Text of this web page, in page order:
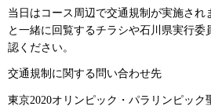
当日はコース周辺で交通規制が実施され
と一緒に回覧するチラシや石川県実行委
認ください。
交通規制に関する問い合わせ先
東京2020オリンピック・パラリンピック